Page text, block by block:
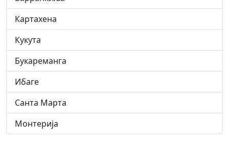
Картахена
Кукута
Букареманга
Ибаге
Санта Марта
Монтерија